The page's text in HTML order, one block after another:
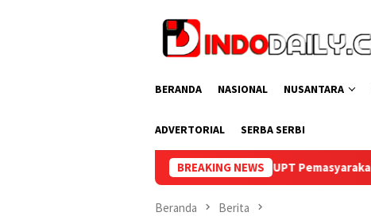
BERANDA NASIONAL NUSANTARA
ADVERTORIAL SERBA SERBI
BREAKING NEWS
Catur Antar UPT Pemasyarakatan se-Palembang Raya
Beranda Berita